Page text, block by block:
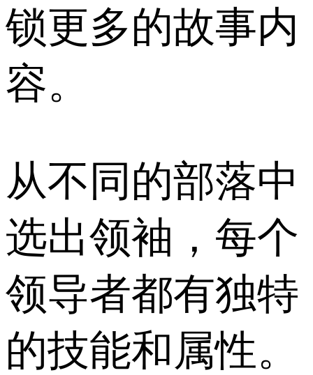
锁更多的故事内
容。
从不同的部落中
选出领袖，每个
领导者都有独特
的技能和属性。